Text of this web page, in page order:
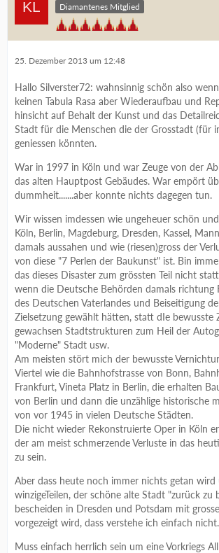
Diamantenes Mitglied
25. Dezember 2013 um 12:48
Hallo Silverster72: wahnsinnig schön also
keinen Tabula Rasa aber Wiederaufbau und
hinsicht auf Behalt der Kunst und das
Stadt für die Menschen die der Grosstadt (für
geniessen könnten.
War in 1997 in Köln und war Zeuge von der
das alten Hauptpost Gebäudes. War empört
dummheit.......aber konnte nichts dagegen tun.
Wir wissen imdessen wie ungeheuer schön
Köln, Berlin, Magdeburg, Dresden, Kassel,
damals aussahen und wie (riesen)gross der
von diese "7 Perlen der Baukunst" ist. Bin
das dieses Disaster zum grössten Teil nicht
wenn die Deutsche Behörden damals richtung
des Deutschen Vaterlandes und Beiseitigung
Zielsetzung gewählt hätten, statt dIe bewusste
gewachsen Stadtstrukturen zum Heil der
"Moderne" Stadt usw.
Am meisten stört mich der bewusste
Viertel wie die Bahnhofstrasse von Bonn,
Frankfurt, Vineta Platz in Berlin, die erhalten
von Berlin und dann die unzählige historische
von vor 1945 in vielen Deutsche Städten.
Die nicht wieder Rekonstruierte Oper in Köln
der am meist schmerzende Verluste in das
zu sein.
Aber dass heute noch immer nichts getan wird
winzigeTeilen, der schöne alte Stadt "zurück zu
bescheiden in Dresden und Potsdam mit
vorgezeigt wird, dass verstehe ich einfach nicht.
Muss einfach herrlich sein um eine Vorkriegs